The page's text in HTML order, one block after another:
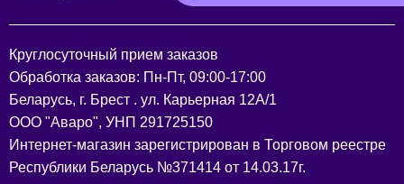
Круглосуточный прием заказов
Обработка заказов: Пн-Пт, 09:00-17:00
Беларусь, г. Брест . ул. Карьерная 12А/1
ООО "Аваро", УНП 291725150
Интернет-магазин зарегистрирован в Торговом реестре
Республики Беларусь №371414 от 14.03.17г.